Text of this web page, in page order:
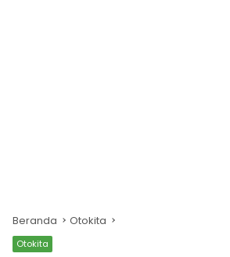
Beranda Otokita
Otokita